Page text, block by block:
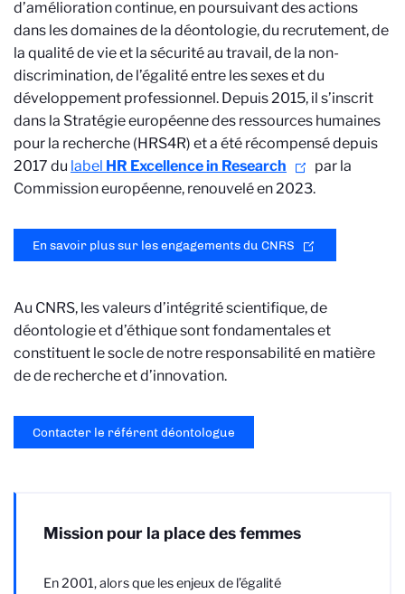
d’amélioration continue, en poursuivant des actions
dans les domaines de la déontologie, du recrutement, de
la qualité de vie et la sécurité au travail, de la non-
discrimination, de l’égalité entre les sexes et du
développement professionnel. Depuis 2015, il s’inscrit
dans la Stratégie européenne des ressources humaines
pour la recherche (HRS4R) et a été récompensé depuis
2017 du label HR Excellence in Research
par la
Commission européenne, renouvelé en 2023.
En savoir plus sur les engagements du CNRS
Au CNRS, les valeurs d’intégrité scientifique, de
déontologie et d’éthique sont fondamentales et
constituent le socle de notre responsabilité en matière
de de recherche et d’innovation.
Contacter le référent déontologue
Mission pour la place des femmes
En 2001, alors que les enjeux de l’égalité